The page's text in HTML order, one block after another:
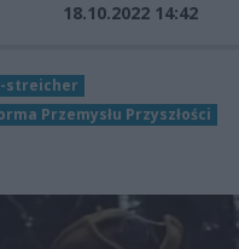
18.10.2022 14:42
streicher
Przemysłu Przyszłości